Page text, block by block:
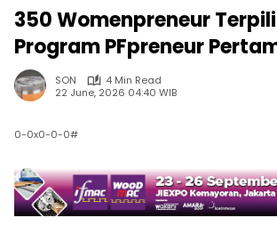
350 Womenpreneur
Program PFpreneur
SON
4 Min Read
22 June, 2026 04:40 WIB
0-0x0-0-0#